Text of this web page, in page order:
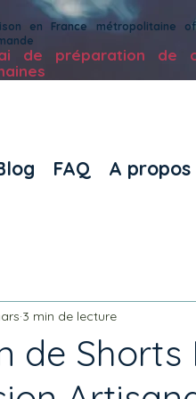
en France
de préparation de
FAQ A propos
de Shorts
3 min de lecture